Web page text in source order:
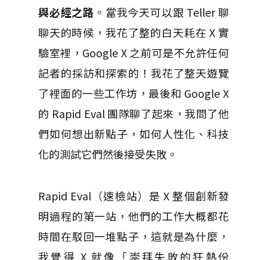
與必經之路 。當我今天可以跟 Teller 聊
聊天的時候，我花了整的白天耗在 X 實
驗室裡，Google X 之前可是不允許任何
記者的採訪和探索的！我花了整天遊覽
了裡面的一些工作坊，最後和 Google X
的 Rapid Eval 團隊聊了起來，我問了他
們如何想出新點子，如何人性化、科技
化的測試它們然後接受失敗。
Rapid Eval（速檢站）是 X 整個創新發
明過程的第一站，他們的工作大概都花
時間在駁回一堆點子，這就是為什麼，
我覺得 X 就像「崇拜失敗的狂熱份